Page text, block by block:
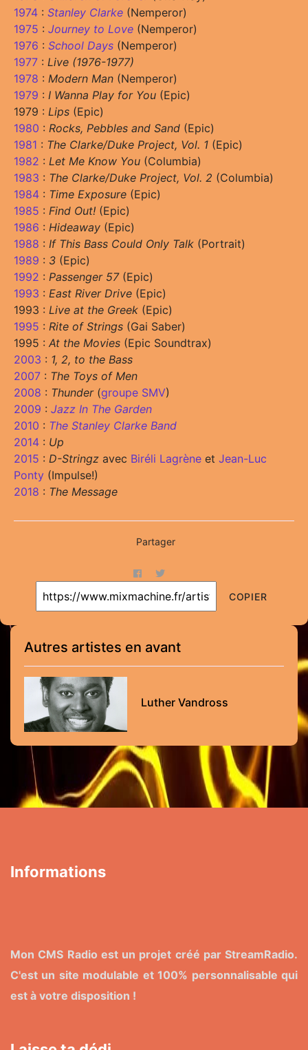
1974 : Stanley Clarke (Nemperor)
1975 : Journey to Love (Nemperor)
1976 : School Days (Nemperor)
1977 : Live (1976-1977)
1978 : Modern Man (Nemperor)
1979 : I Wanna Play for You (Epic)
1979 : Lips (Epic)
1980 : Rocks, Pebbles and Sand (Epic)
1981 : The Clarke/Duke Project, Vol. 1 (Epic)
1982 : Let Me Know You (Columbia)
1983 : The Clarke/Duke Project, Vol. 2 (Columbia)
1984 : Time Exposure (Epic)
1985 : Find Out! (Epic)
1986 : Hideaway (Epic)
1988 : If This Bass Could Only Talk (Portrait)
1989 : 3 (Epic)
1992 : Passenger 57(Epic)
1993 : East River Drive (Epic)
1993 : Live at the Greek (Epic)
1995 : Rite of Strings (Gai Saber)
1995 : At the Movies (Epic Soundtrax)
2003 : 1, 2, to the Bass
2007 : The Toys of Men
2008 : Thunder(groupe SMV)
2009 : Jazz In The Garden
2010 : The Stanley Clarke Band
2014 : Up
2015 : D-Stringz avec Biréli Lagrène et Jean-Luc
Ponty (Impulse!)
2018 : The Message
Partager
COPIER
Autres artistes en avant
Luther Vandross
Informations
Mon CMS Radio est un projet créé par StreamRadio.
C'est un site modulable et 100% personnalisable qui
est à votre disposition !